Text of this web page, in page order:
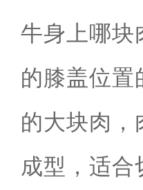
牛身上哪块
的膝盖位置
的大块肉，
成型，适合